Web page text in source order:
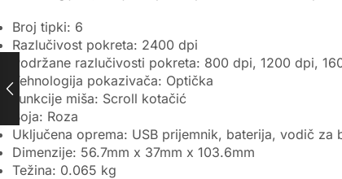
Broj tipki: 6
Razlučivost pokreta: 2400 dpi
Podržane razlučivosti pokreta: 800 dpi, 1200 dpi,
Tehnologija pokazivača: Optička
Funkcije miša: Scroll kotačić
Boja: Roza
Uključena oprema: USB prijemnik, baterija, vodič za
Dimenzije: 56.7mm x 37mm x 103.6mm
Težina: 0.065 kg